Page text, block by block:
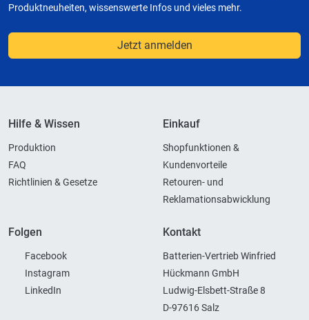
Produktneuheiten, wissenswerte Infos und vieles mehr.
Jetzt anmelden
Hilfe & Wissen
Produktion
FAQ
Richtlinien & Gesetze
Einkauf
Shopfunktionen &
Kundenvorteile
Retouren- und
Reklamationsabwicklung
Folgen
Facebook
Instagram
LinkedIn
Kontakt
Batterien-Vertrieb Winfried
Hückmann GmbH
Ludwig-Elsbett-Straße 8
D-97616 Salz